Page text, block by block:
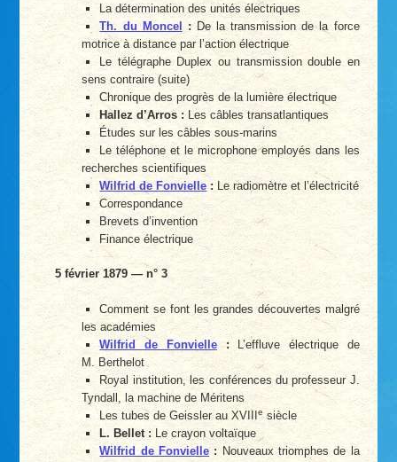
La détermination des unités électriques
Th. du Moncel
:De la transmission de la force
motrice à distance par l’action électrique
Le télégraphe Duplex ou transmission double en
sens contraire (suite)
Chronique des progrès de la lumière électrique
Hallez d’Arros : Les câbles transatlantiques
Études sur les câbles sous-marins
Le téléphone et le microphone employés dans les
recherches scientifiques
Wilfrid de Fonvielle: Le radiomètre et l’électricité
Correspondance
Brevets d’invention
Finance électrique
5 février 1879 — n° 3
Comment se font les grandes découvertes malgré
les académies
Wilfrid de Fonvielle:L’effluve électrique de
M. Berthelot
Royal institution, les conférences du professeur J.
Tyndall, la machine de Méritens
Les tubes de Geissler au XVIIIesiècle
L. Bellet :Le crayon voltaïque
Wilfrid de Fonvielle:Nouveaux triomphes de la